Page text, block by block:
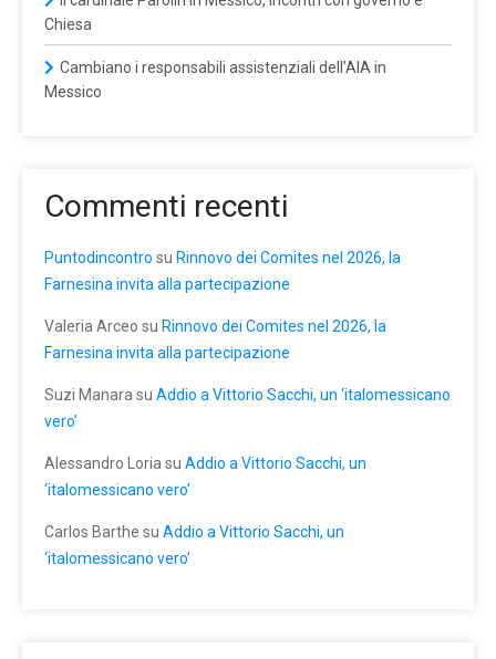
Chiesa
Cambiano i responsabili assistenziali dell’AIA in
Messico
Commenti recenti
Puntodincontro su Rinnovo dei Comites nel 2026, la
Farnesina invita alla partecipazione
Valeria Arceo su Rinnovo dei Comites nel 2026, la
Farnesina invita alla partecipazione
Suzi Manara su Addio a Vittorio Sacchi, un ‘italomessicano
vero’
Alessandro Loria su Addio a Vittorio Sacchi, un
‘italomessicano vero’
Carlos Barthe su Addio a Vittorio Sacchi, un
‘italomessicano vero’